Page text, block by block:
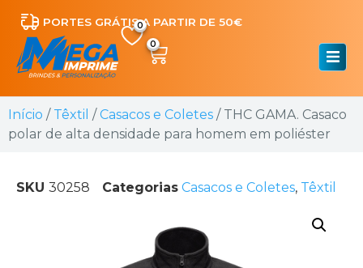
PORTES GRÁTIS A PARTIR DE 50€
0
Início / Têxtil /Casacos e Coletes / THC GAMA. Casaco
polar de alta densidade para homem em poliéster
SKU 30258 Categorias Casacos e Coletes, Têxtil